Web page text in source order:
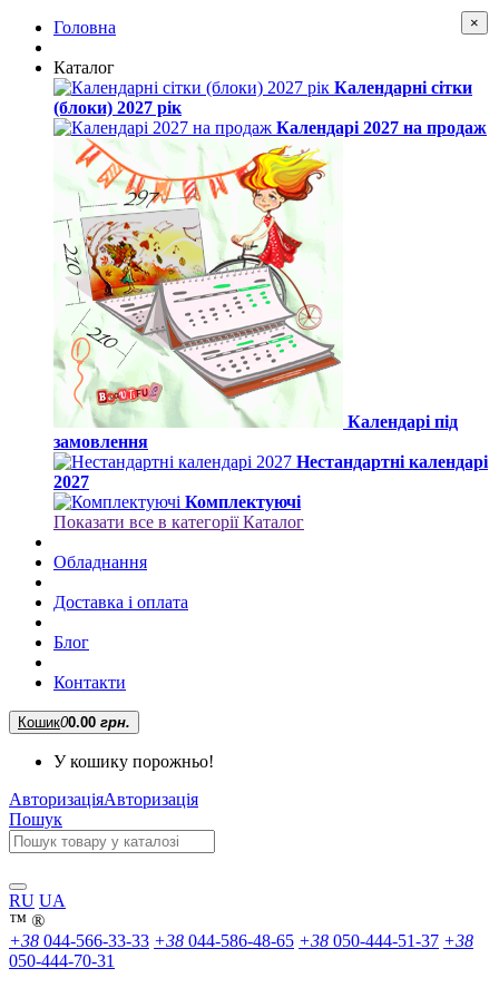
Головна
Каталог
Календарні сітки
(блоки) 2027 рік
Календарі 2027 на продаж
Календарі під
замовлення
Нестандартні календарі
2027
Комплектуючі
Показати все в категорії Каталог
Обладнання
Доставка і оплата
Блог
Контакти
Кошик00.00 грн.
У кошику порожньо!
АвторизаціяАвторизація
Пошук
RU UA
™ ®
+38 044-566-33-33 +38 044-586-48-65 +38 050-444-51-37 +38
050-444-70-31
×